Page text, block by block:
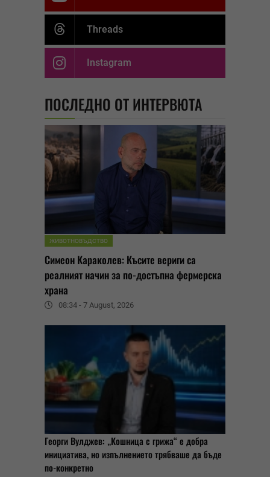
Threads
Instagram
ПОСЛЕДНО ОТ ИНТЕРВЮТА
ЖИВОТНОВЪДСТВО
Симеон Караколев: Късите вериги са
реалният начин за по-достъпна фермерска
храна
08:34 - 7 August, 2026
Георги Вулджев: „Кошница с грижа“ е добра
инициатива, но изпълнението трябваше да бъде
по-конкретно